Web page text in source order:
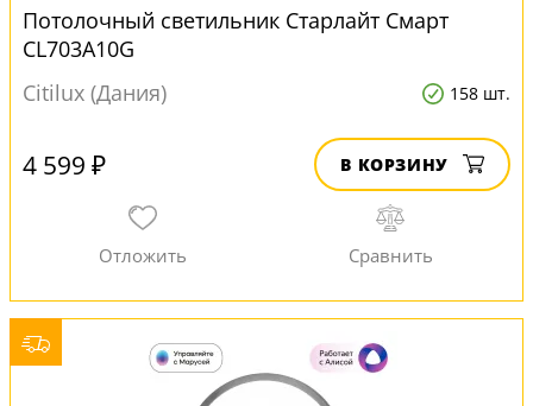
Потолочный светильник Старлайт Смарт
CL703A10G
Citilux (Дания)
158 шт.
4 599 ₽ В КОРЗИНУ